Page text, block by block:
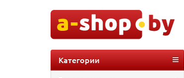
Категории